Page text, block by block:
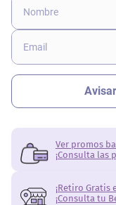
Ver promos
¡Consulta las
¡Retiro Gratis
¡Consulta tu